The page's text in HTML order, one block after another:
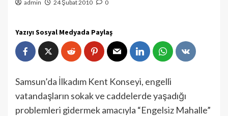
admin 24 Şubat 2010 0
Yazıyı Sosyal Medyada Paylaş
Samsun’da İlkadım Kent Konseyi, engelli
vatandaşların sokak ve caddelerde yaşadığı
problemleri gidermek amacıyla “Engelsiz Mahalle”